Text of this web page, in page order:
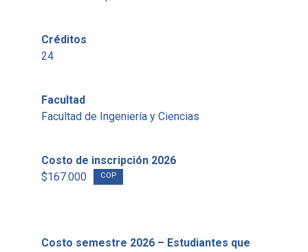
Créditos
24
Facultad
Facultad de Ingeniería y Ciencias
Costo de inscripción 2026
$167.000
COP
Costo semestre 2026 – Estudiantes que